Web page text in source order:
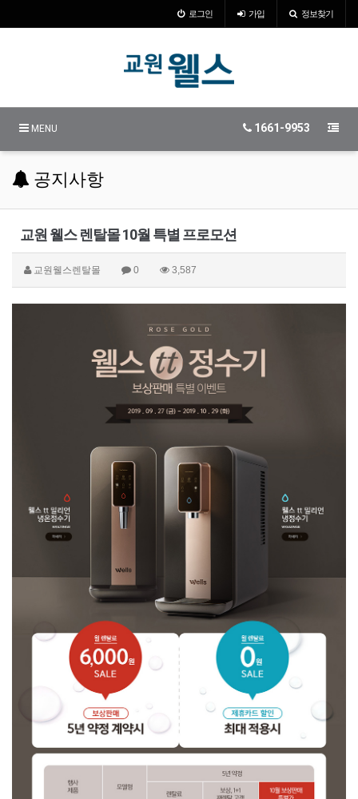
로그인 가입 정보찾기
MENU 1661-9953
공지사항
교원 웰스 렌탈몰 10월 특별 프로모션
교원웰스렌탈몰 0 3,587